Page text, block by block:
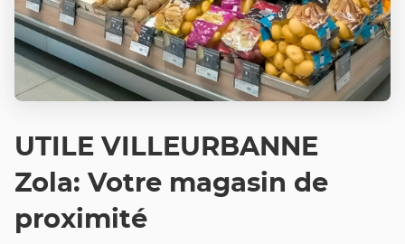
UTILE VILLEURBANNE
Zola: Votre magasin de
proximité